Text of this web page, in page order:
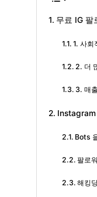
무료 IG 팔
1. 사회
2. 더
3. 매
Instagram
Bots
팔로
해킹